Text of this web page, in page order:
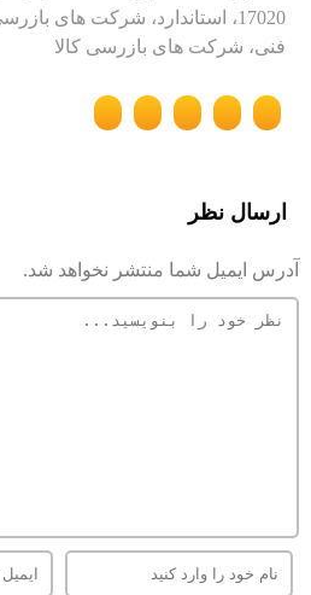
17020، استاندارد، شرکت های
فنی، شرکت های بازرسی کالا
ارسال نظر
آدرس ایمیل شما منتشر نخواهد شد.